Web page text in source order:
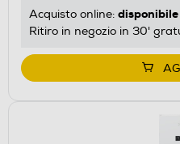
Acquisto online: disponibile
Ritiro in negozio in 30'